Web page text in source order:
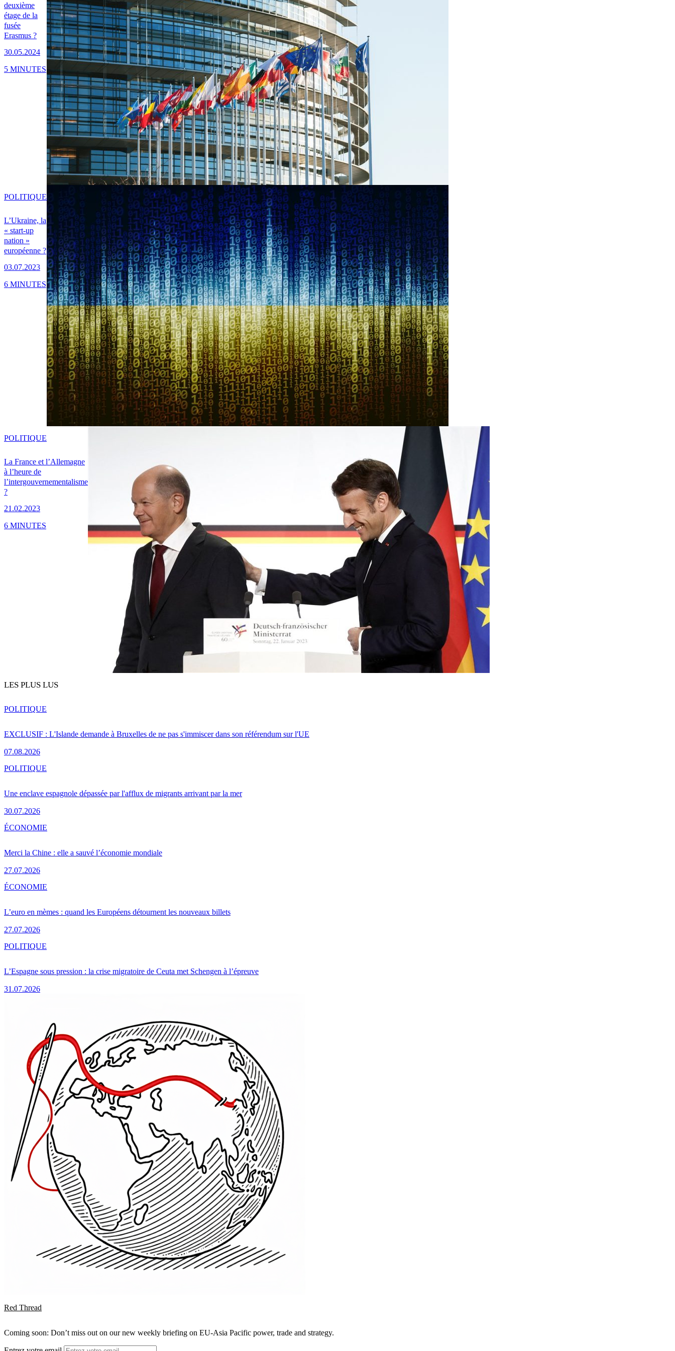
deuxième
étage de la
fusée
Erasmus ?
30.05.2024
5 MINUTES
L’Ukraine, la
« start-up
nation »
européenne ?
03.07.2023
POLITIQUE
6 MINUTES
La France et l’Allemagne
à l’heure de
l’intergouvernementalisme
?
21.02.2023
POLITIQUE
6 MINUTES
LES PLUS LUS
EXCLUSIF : L'Islande demande à Bruxelles de ne pas s'immiscer dans son référendum sur l'UE
07.08.2026
POLITIQUE
Une enclave espagnole dépassée par l'afflux de migrants arrivant par la mer
30.07.2026
POLITIQUE
Merci la Chine : elle a sauvé l’économie mondiale
27.07.2026
ÉCONOMIE
L’euro en mèmes : quand les Européens détournent les nouveaux billets
27.07.2026
ÉCONOMIE
L’Espagne sous pression : la crise migratoire de Ceuta met Schengen à l’épreuve
31.07.2026
POLITIQUE
Red Thread
Coming soon: Don’t miss out on our new weekly briefing on EU-Asia Pacific power, trade and strategy.